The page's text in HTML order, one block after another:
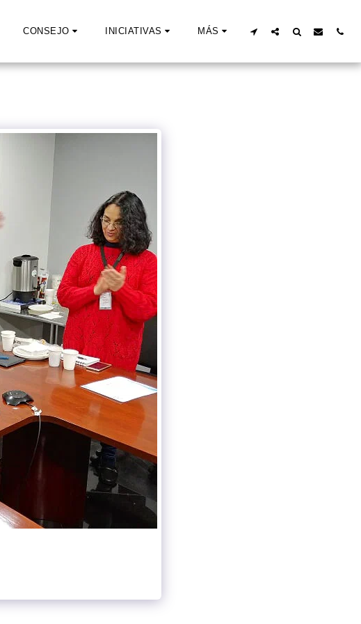
CONSEJO INICIATIVAS MÁS